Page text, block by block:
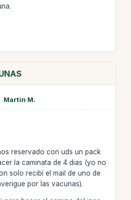
Martin M.
reservado con uds un pack
la caminata de 4 dias (yo no
solo recibí el mail de uno de
por las vacunas).